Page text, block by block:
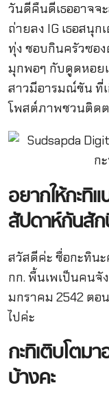
วันดีคืนดีเธออาจ
ถ่ายลง IG เธอสนุก
ทุ่ง ชอบกินครัวซอ
มุกพอๆ กับดูดหอย
สาวมีอารมณ์ขัน ที่
โพสต์ภาพชวนติดต
อยากให้กะทิ
สัปดาห์กันสัก
สวัสดีค่ะ ชื่อกะทินะ
กก. พื้นเพเป็นคนจั
มกราคม 2542 ตอ
ไปค่ะ
กะทิเติบโตมา
บ้างคะ